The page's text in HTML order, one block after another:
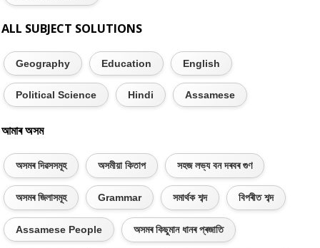
ALL SUBJECT SOLUTIONS
Geography Education English
Political Science Hindi Assamese
আমাৰ অসম
অসমৰ দিৱসসমূহ অসমীয়া কিতাপ সহজ লভ্য বন দৰবৰ গুণ
অসমৰ জিলাসমূহ Grammar সমাৰ্থক শব্দ বিপৰীত শব্দ
Assamese People অসমৰ কিছুমান ধানৰ প্ৰজাতি